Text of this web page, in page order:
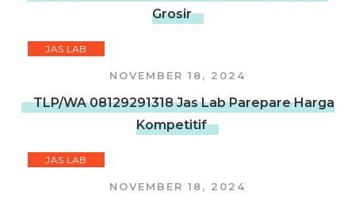
Grosir
JAS LAB
NOVEMBER 18, 2024
TLP/WA 08129291318 Jas Lab Parepare Harga
Kompetitif
JAS LAB
NOVEMBER 18, 2024